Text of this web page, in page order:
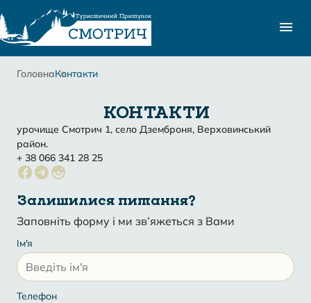
Головна Контакти
КОНТАКТИ
урочище Смотрич 1, село Дземброня, Верховинський
район.
+ 38 066 341 28 25
Залишилися питання?
Заповніть форму і ми зв’яжеться з Вами
Ім'я
Телефон